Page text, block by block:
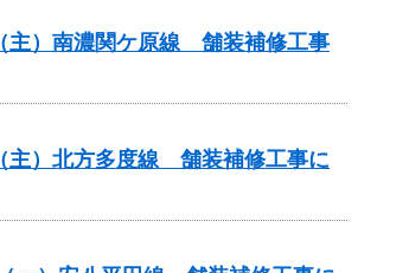
主）南濃関ケ原線 舗装補修工事
主）北方多度線 舗装補修工事に